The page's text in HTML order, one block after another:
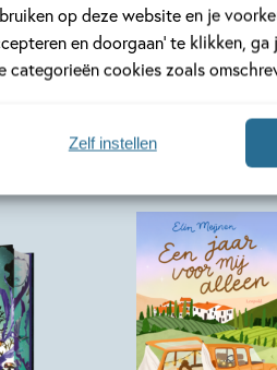
op deze website en je
en doorgaan’ te klikken,
categorieën cookies zoals
Zelf instellen